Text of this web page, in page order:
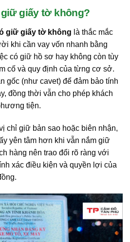
giấy tờ không?
giữ giấy tờ không là thắc mắc
khi cần vay vốn nhanh bằng
có giữ hồ sơ hay không còn tùy
cố và quy định của từng cơ sở.
gốc (như cavet) để đảm bảo tính
đồng thời vẫn cho phép khách
tiện.
chỉ giữ bản sao hoặc biên nhận,
yên tâm hơn khi vẫn nắm giữ
hàng nên trao đổi rõ ràng với
xác điều kiện và quyền lợi của